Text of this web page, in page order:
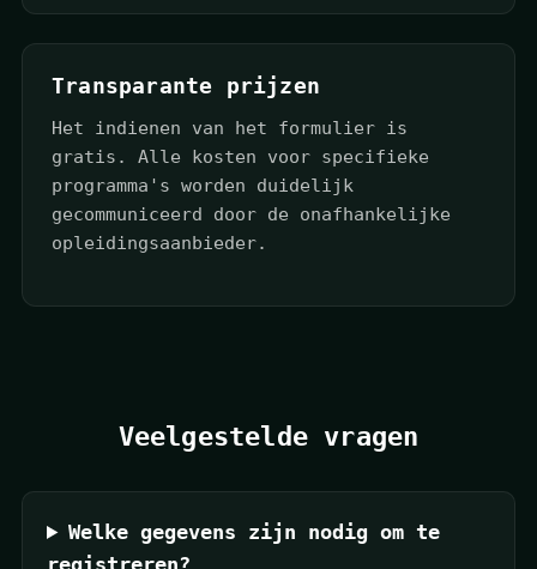
Transparante prijzen
Het indienen van het formulier is
gratis. Alle kosten voor specifieke
programma's worden duidelijk
gecommuniceerd door de onafhankelijke
opleidingsaanbieder.
Veelgestelde vragen
Welke gegevens zijn nodig om te
registreren?